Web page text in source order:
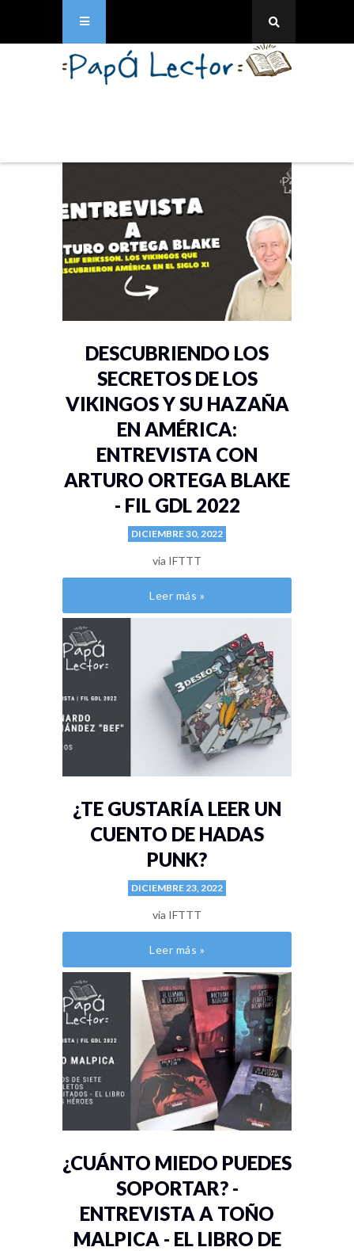
DESCUBRIENDO LOS
SECRETOS DE LOS
VIKINGOS Y SU HAZAÑA
EN AMÉRICA:
ENTREVISTA CON
ARTURO ORTEGA BLAKE
- FIL GDL 2022
DICIEMBRE 30, 2022
via IFTTT
Leer más »
¿TE GUSTARÍA LEER UN
CUENTO DE HADAS
PUNK?
DICIEMBRE 23, 2022
via IFTTT
Leer más »
¿CUÁNTO MIEDO PUEDES
SOPORTAR? -
ENTREVISTA A TOÑO
MALPICA - EL LIBRO DE